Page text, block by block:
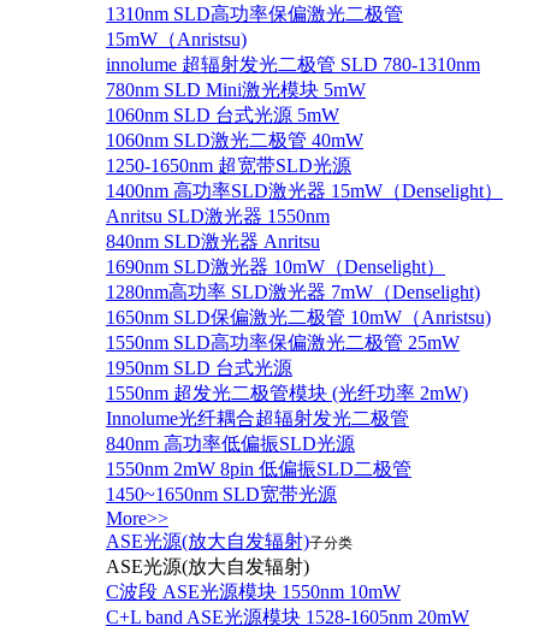
1310nm SLD高功率保偏激光二极管
15mW（Anristsu)
innolume 超辐射发光二极管 SLD 780-1310nm
780nm SLD Mini激光模块 5mW
1060nm SLD 台式光源 5mW
1060nm SLD激光二极管 40mW
1250-1650nm 超宽带SLD光源
1400nm 高功率SLD激光器 15mW（Denselight）
Anritsu SLD激光器 1550nm
840nm SLD激光器 Anritsu
1690nm SLD激光器 10mW（Denselight）
1280nm高功率 SLD激光器 7mW（Denselight)
1650nm SLD保偏激光二极管 10mW（Anristsu)
1550nm SLD高功率保偏激光二极管 25mW
1950nm SLD 台式光源
1550nm 超发光二极管模块 (光纤功率 2mW)
Innolume光纤耦合超辐射发光二极管
840nm 高功率低偏振SLD光源
1550nm 2mW 8pin 低偏振SLD二极管
1450~1650nm SLD宽带光源
More>>
ASE光源(放大自发辐射)子分类
ASE光源(放大自发辐射)
C波段 ASE光源模块 1550nm 10mW
C+L band ASE光源模块 1528-1605nm 20mW